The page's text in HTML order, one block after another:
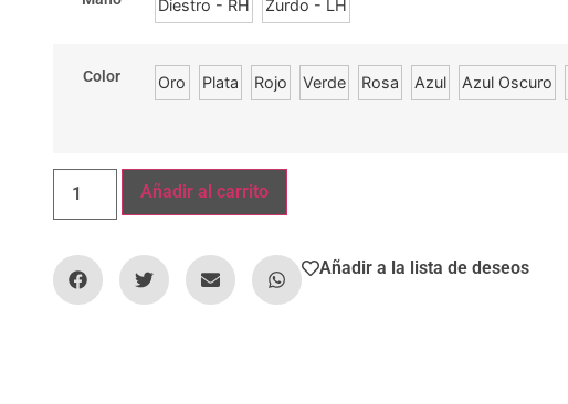
Diestro - RH Zurdo - LH
Color Oro Plata Rojo Verde Rosa Azul Azul Oscuro
Añadir al carrito
Añadir a la lista de deseos